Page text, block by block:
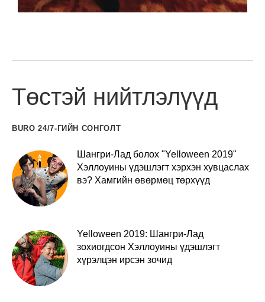
Төстэй нийтлэлүүд
BURO 24/7-ГИЙН СОНГОЛТ
Шангри-Лад болох "Yelloween 2019"
Хэллоуины үдэшлэгт хэрхэн хувцаслах
вэ? Хамгийн өвөрмөц төрхүүд
Yelloween 2019: Шангри-Лад
зохиогдсон Хэллоуины үдэшлэгт
хүрэлцэн ирсэн зочид